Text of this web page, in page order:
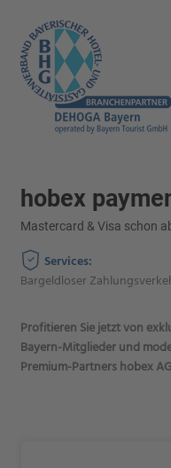
hobex
Mastercard & Visa schon
Services:
Bargeldloser
Profitieren Sie jetzt von
Bayern-Mitglieder und
Premium-Partners hobex